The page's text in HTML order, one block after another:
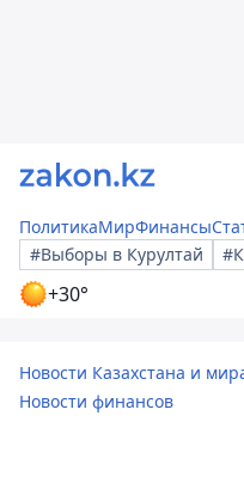
ПолитикаМирФинансы
#Выборы в Курултай
+30°
Новости Казахстана и
Новости финансов